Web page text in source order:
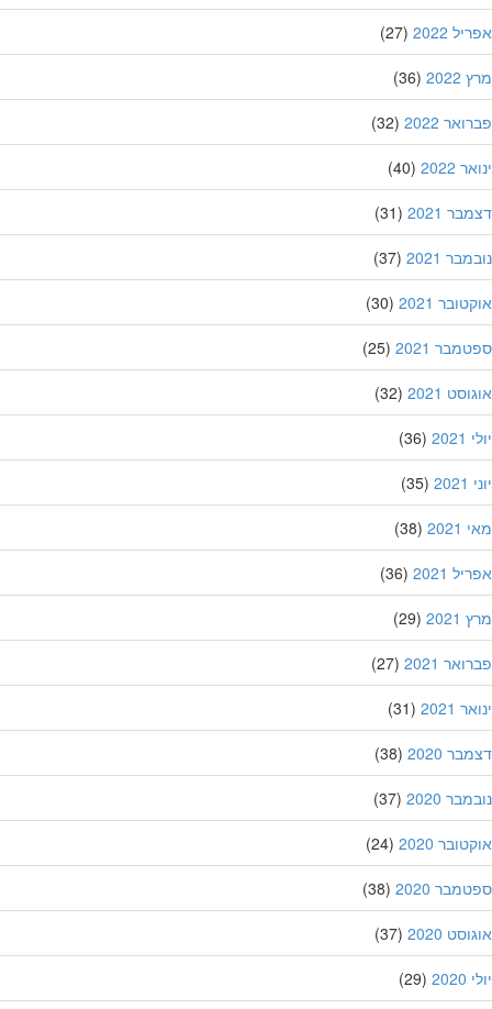
2022
(27)
(36)
2022
(32)
2022
(40)
2021
(31)
2021
(37)
2021
(30)
2021
(25)
2021
(32)
(36)
(35)
(38)
2021
(36)
(29)
2021
(27)
2021
(31)
2020
(38)
2020
(37)
2020
(24)
2020
(38)
2020
(37)
(29)